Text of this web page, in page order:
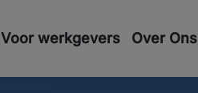
Voor werkgevers Over Ons